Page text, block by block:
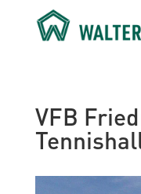
VFB